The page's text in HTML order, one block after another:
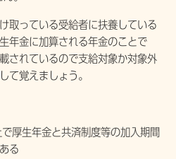
取っている受給者に扶養している
年金に加算される年金のことで
されているので支給対象か対象外
て覚えましょう。
厚生年金と共済制度等の加入期間
る